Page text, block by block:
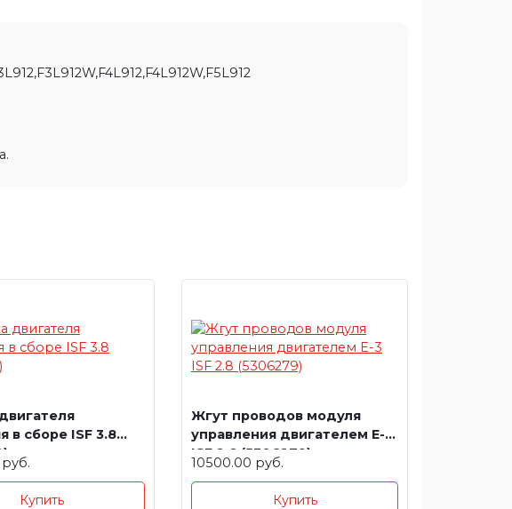
в сборе ISF 3.8
Купить
Жгут проводов модуля
управления двигателем E-3
ISF 2.8 (5306279)
10500.00 руб.
Купить